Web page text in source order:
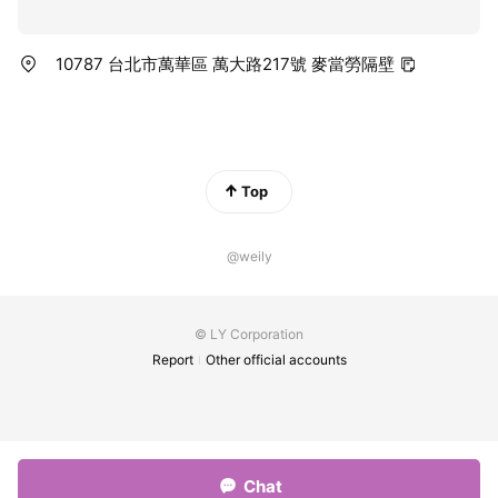
10787 台北市萬華區 萬大路217號 麥當勞隔壁
Top
@weily
© LY Corporation
Report
Other official accounts
Chat